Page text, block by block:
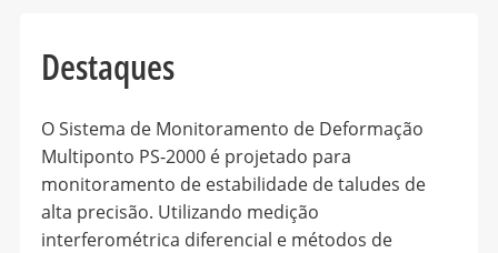
Destaques
O Sistema de Monitoramento de Deformação
Multiponto PS-2000 é projetado para
monitoramento de estabilidade de taludes de
alta precisão. Utilizando medição
interferométrica diferencial e métodos de